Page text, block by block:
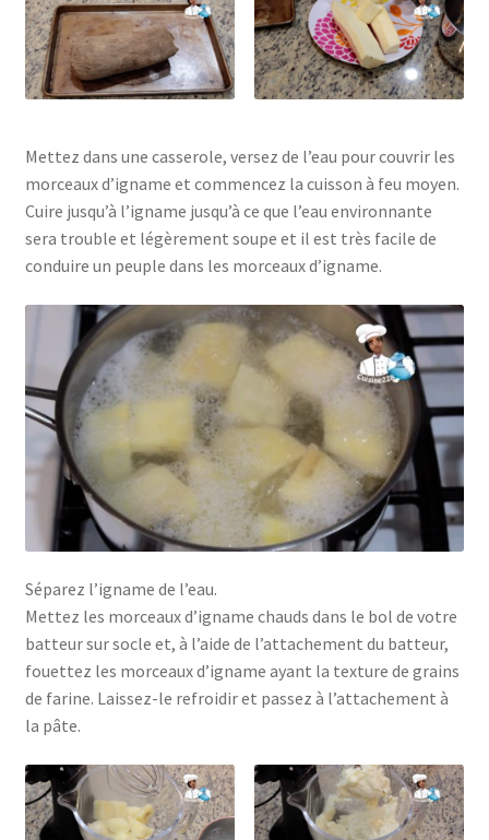
Mettez dans une casserole, versez de l’eau pour couvrir les
morceaux d’igname et commencez la cuisson à feu moyen.
Cuire jusqu’à l’igname jusqu’à ce que l’eau environnante
sera trouble et légèrement soupe et il est très facile de
conduire un peuple dans les morceaux d’igname.
Séparez l’igname de l’eau.
Mettez les morceaux d’igname chauds dans le bol de votre
batteur sur socle et, à l’aide de l’attachement du batteur,
fouettez les morceaux d’igname ayant la texture de grains
de farine. Laissez-le refroidir et passez à l’attachement à
la pâte.